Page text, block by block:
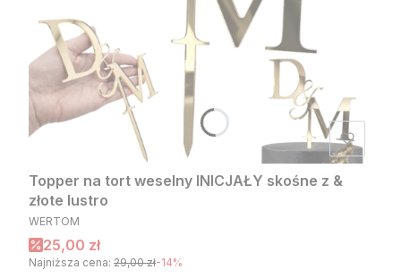
Topper na tort weselny INICJAŁY skośne z &
złote lustro
PRODUCENT
WERTOM
Cena promocyjna
25,00 zł
Najniższa cena: 29,00 zł-14%